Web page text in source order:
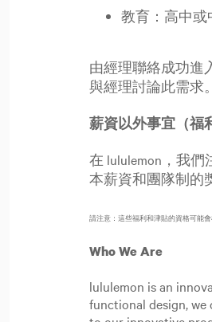
教育：高中或
由經理聯絡成功進
與經理討論此需求。
薪資以外事宜（福
在 lululemon，我
本薪資和團隊制的
請注意：這些福利和津貼的資格可能
Who We Are
lululemon is an
functional design, we